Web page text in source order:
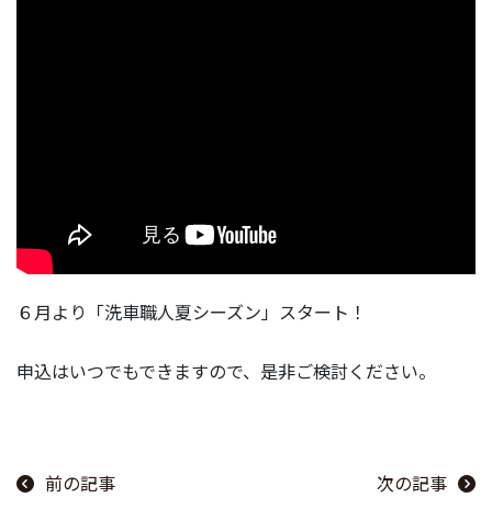
６月より「洗車職人夏シーズン」スタート！
申込はいつでもできますので、是非ご検討ください。
前の記事 次の記事